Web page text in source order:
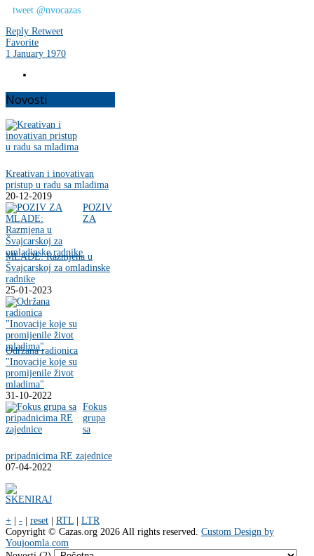
tweet @nvocazas
Reply Retweet
Favorite
1 January 1970
Novosti
Kreativan i inovativan
pristup u radu sa mladima
20-12-2019
POZIV
ZA
MLADE: Razmjena u
Švajcarskoj za omladinske
radnike
25-01-2023
Održana radionica
"Inovacije koje su
promijenile život
mladima"
31-10-2022
Fokus
grupa
sa
pripadnicima RE zajednice
07-04-2022
+ | - | reset | RTL | LTR
Copyright © Cazas.org 2026 All rights reserved. Custom Design by
Youjoomla.com